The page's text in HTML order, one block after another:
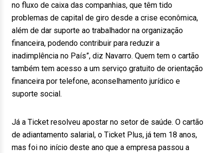
no fluxo de caixa das companhias, que têm tido
problemas de capital de giro desde a crise econômica,
além de dar suporte ao trabalhador na organização
financeira, podendo contribuir para reduzir a
inadimplência no País”, diz Navarro. Quem tem o cartão
também tem acesso a um serviço gratuito de orientação
financeira por telefone, aconselhamento jurídico e
suporte social.
Já a Ticket resolveu apostar no setor de saúde. O cartão
de adiantamento salarial, o Ticket Plus, já tem 18 anos,
mas foi no início deste ano que a empresa passou a